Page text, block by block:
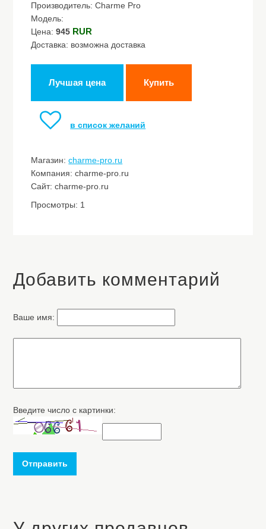
Производитель: Charme Pro
Модель:
Цена:945 RUR
Доставка: возможна доставка
Лучшая цена Купить
в список желаний
Магазин:charme-pro.ru
Компания: charme-pro.ru
Сайт: charme-pro.ru
Просмотры: 1
Добавить комментарий
Ваше имя:
Введите число с картинки:
Отправить